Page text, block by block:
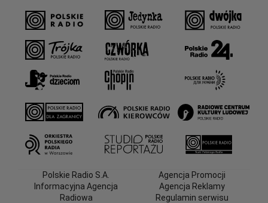
Polskie Radio S.A.
Informacyjna Agencja
Radiowa
Agencja Promocji
Agencja Reklamy
Regulamin serwisu